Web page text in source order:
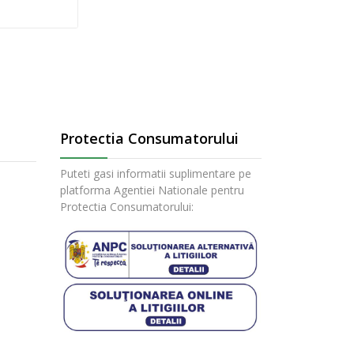
Protectia Consumatorului
Puteti gasi informatii suplimentare pe
platforma Agentiei Nationale pentru
Protectia Consumatorului: